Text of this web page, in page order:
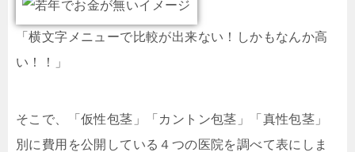
「横文字メニューで比較が出来ない！しかもなんか高
い！！」
そこで、「仮性包茎」「カントン包茎」「真性包茎」
別に費用を公開している４つの医院を調べて表にしま